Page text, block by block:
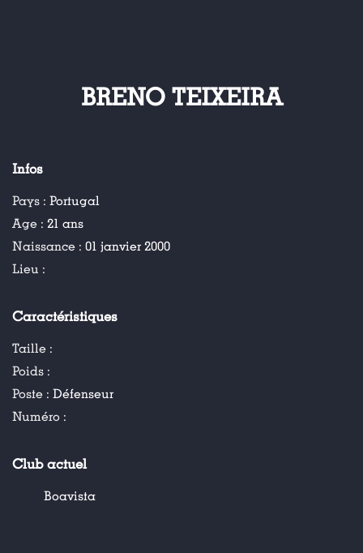
BRENO TEIXEIRA
Infos
Pays : Portugal
Age : 21 ans
Naissance : 01 janvier 2000
Lieu :
Caractéristiques
Taille :
Poids :
Poste : Défenseur
Numéro :
Club actuel
Boavista